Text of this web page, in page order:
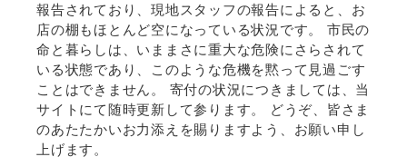
報告されており、現地スタッフの報告によると、お
店の棚もほとんど空になっている状況です。 市民の
命と暮らしは、いままさに重大な危険にさらされて
いる状態であり、このような危機を黙って見過ごす
ことはできません。 寄付の状況につきましては、当
サイトにて随時更新して参ります。 どうぞ、皆さま
のあたたかいお力添えを賜りますよう、お願い申し
上げます。